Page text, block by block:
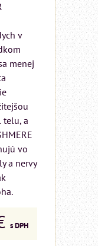
v
menej
telu, a
vo
a nervy
s DPH